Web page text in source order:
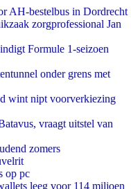
AH-bestelbus in Dordrecht
zorgprofessional Jan
Formule 1-seizoen
onder grens met
wint nipt voorverkiezing
vraagt uitstel van
zomers
op pc
leeg voor 114 miljoen